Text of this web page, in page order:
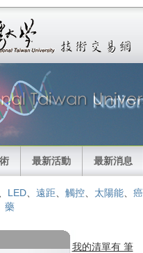
最新活動 最新消息
LED、 遠距、 觸控、 太陽能、 癌
藥
我的清單有 筆